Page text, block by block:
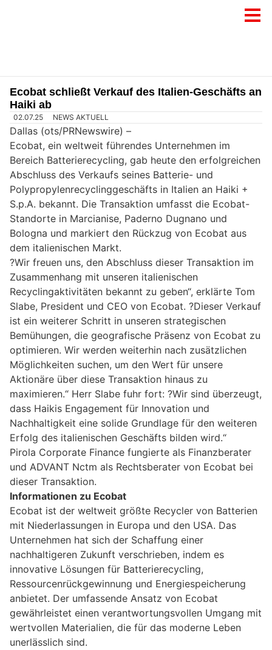
Ecobat schließt Verkauf des Italien-Geschäfts an
Haiki ab
02.07.25 NEWS AKTUELL
Dallas (ots/PRNewswire) –
Ecobat, ein weltweit führendes Unternehmen im
Bereich Batterierecycling, gab heute den erfolgreichen
Abschluss des Verkaufs seines Batterie- und
Polypropylenrecyclinggeschäfts in Italien an Haiki +
S.p.A. bekannt. Die Transaktion umfasst die Ecobat-
Standorte in Marcianise, Paderno Dugnano und
Bologna und markiert den Rückzug von Ecobat aus
dem italienischen Markt.
?Wir freuen uns, den Abschluss dieser Transaktion im
Zusammenhang mit unseren italienischen
Recyclingaktivitäten bekannt zu geben“, erklärte Tom
Slabe, President und CEO von Ecobat. ?Dieser Verkauf
ist ein weiterer Schritt in unseren strategischen
Bemühungen, die geografische Präsenz von Ecobat zu
optimieren. Wir werden weiterhin nach zusätzlichen
Möglichkeiten suchen, um den Wert für unsere
Aktionäre über diese Transaktion hinaus zu
maximieren.“ Herr Slabe fuhr fort: ?Wir sind überzeugt,
dass Haikis Engagement für Innovation und
Nachhaltigkeit eine solide Grundlage für den weiteren
Erfolg des italienischen Geschäfts bilden wird.“
Pirola Corporate Finance fungierte als Finanzberater
und ADVANT Nctm als Rechtsberater von Ecobat bei
dieser Transaktion.
Informationen zu Ecobat
Ecobat ist der weltweit größte Recycler von Batterien
mit Niederlassungen in Europa und den USA. Das
Unternehmen hat sich der Schaffung einer
nachhaltigeren Zukunft verschrieben, indem es
innovative Lösungen für Batterierecycling,
Ressourcenrückgewinnung und Energiespeicherung
anbietet. Der umfassende Ansatz von Ecobat
gewährleistet einen verantwortungsvollen Umgang mit
wertvollen Materialien, die für das moderne Leben
unerlässlich sind.